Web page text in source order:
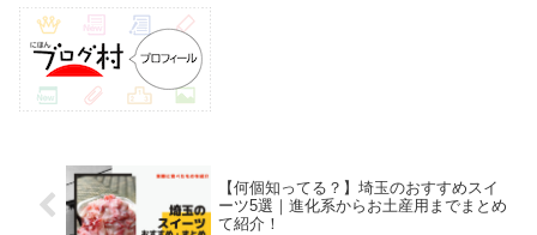
【何個知ってる？】埼玉のおすすめスイ
ーツ5選｜進化系からお土産用までまとめ
て紹介！